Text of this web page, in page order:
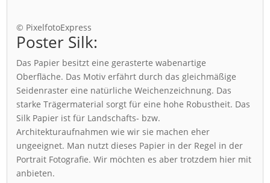
© PixelfotoExpress
Poster Silk:
Das Papier besitzt eine gerasterte wabenartige
Oberfläche. Das Motiv erfährt durch das gleichmäßige
Seidenraster eine natürliche Weichenzeichnung. Das
starke Trägermaterial sorgt für eine hohe Robustheit. Das
Silk Papier ist für Landschafts- bzw.
Architekturaufnahmen wie wir sie machen eher
ungeeignet. Man nutzt dieses Papier in der Regel in der
Portrait Fotografie. Wir möchten es aber trotzdem hier mit
anbieten.